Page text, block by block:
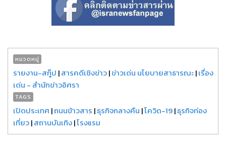
หมวดหมู่
รายงาน-สกู๊ป |สารคดีเชิงข่าว|ข่าวเด่น นโยบายสาธารณะ|เรื่อง
เด่น - สำนักข่าวอิศรา
TAGS
เปิดประเทศ |ถนนข้าวสาร |ธุรกิจกลางคืน |โควิด-19|ธุรกิจท่อง
เที่ยว|สถานบันเทิง|โรงแรม